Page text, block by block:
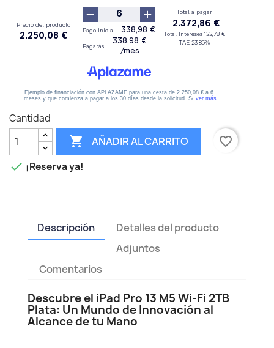
Cantidad
 AÑADIR AL CARRITO
favorite_border
 ¡Reserva ya!
Descripción
Detalles del producto
Adjuntos
Comentarios
Descubre el iPad Pro 13 M5 Wi‑Fi 2TB
Plata: Un Mundo de Innovación al
Alcance de tu Mano